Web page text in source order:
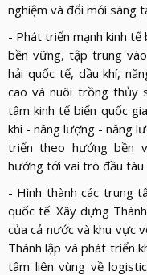
nghiệm và đổi mới sáng
- Phát triển mạnh kinh tế
bền vững, tập trung
hải quốc tế, dầu khí,
cao và nuôi trồng thủy
tâm kinh tế biển quốc
khí - năng lượng - năng
triển theo hướng bền
hướng tới vai trò đầu tàu
- Hình thành các trung
quốc tế. Xây dựng
của cả nước và khu vực
Thành lập và phát triển
tâm liên vùng về